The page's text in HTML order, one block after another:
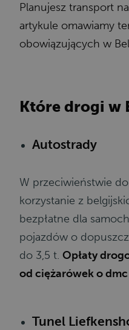
Planujesz transport
artykule omawiamy
obowiązujących w
Które drogi w
Autostrady
W przeciwieństwie
korzystanie z
bezpłatne dla
pojazdów o
do 3,5 t.Opłaty
od ciężarówek o
Tunel